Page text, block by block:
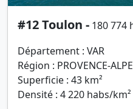
#12 Toulon - 180 774
Département : VAR
Région : PROVENCE-
Superficie : 43 km²
Densité : 4 220 habs/km²